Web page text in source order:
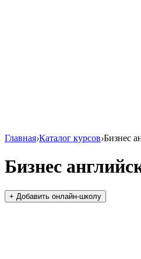
Главная›Каталог курсов›Бизнес
Бизнес
+ Добавить онлайн-школу